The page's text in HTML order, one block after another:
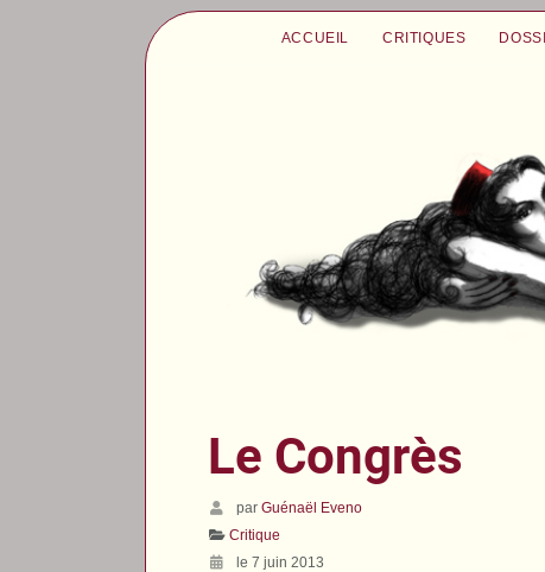
ACCUEIL CRITIQUES
Le Congrès
parGuénaël Eveno
Critique
le 7 juin 2013